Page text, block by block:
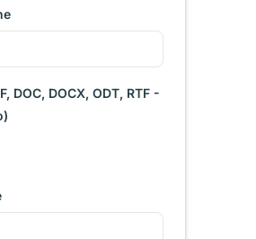
DOC, DOCX, ODT, RTF -